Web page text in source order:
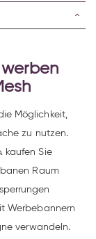
Möglichkeit,
zu nutzen.
kaufen Sie
Raum
Werbebannern
verwandeln.